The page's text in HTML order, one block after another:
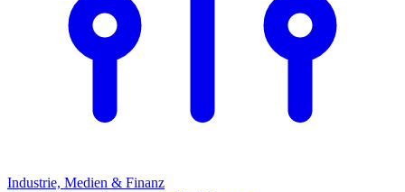
Industrie, Medien & Finanz